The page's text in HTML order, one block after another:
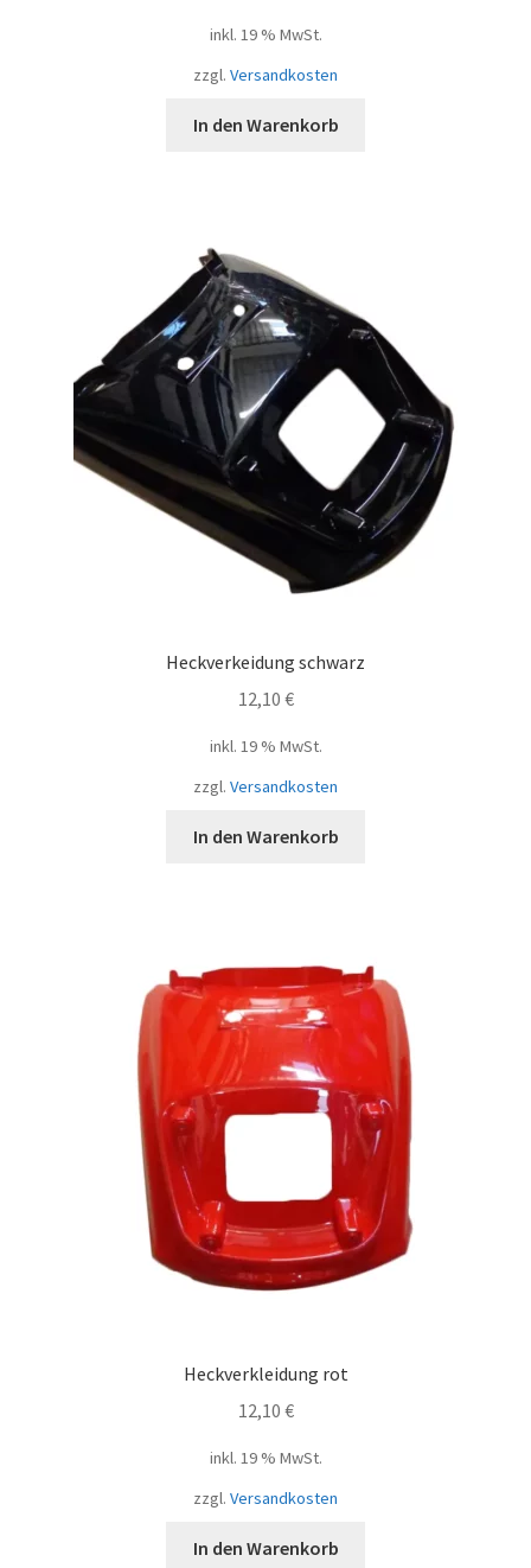
inkl. 19 % MwSt.
zzgl. Versandkosten
In den Warenkorb
Heckverkeidung schwarz
12,10 €
inkl. 19 % MwSt.
zzgl. Versandkosten
In den Warenkorb
Heckverkleidung rot
12,10 €
inkl. 19 % MwSt.
zzgl. Versandkosten
In den Warenkorb